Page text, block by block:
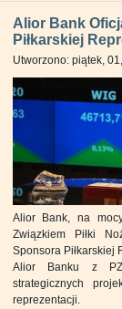
Alior Bank
Piłkarskiej
Utworzono: piątek,
Alior Bank, na
Związkiem Piłki
Sponsora Piłkarskiej
Alior Banku z
strategicznych
reprezentacji.